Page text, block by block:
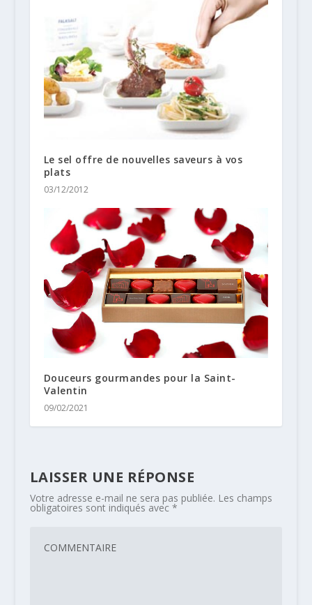
Le sel offre de nouvelles saveurs à vos
plats
03/12/2012
Douceurs gourmandes pour la Saint-
Valentin
09/02/2021
LAISSER UNE RÉPONSE
Votre adresse e-mail ne sera pas publiée. Les champs
obligatoires sont indiqués avec *